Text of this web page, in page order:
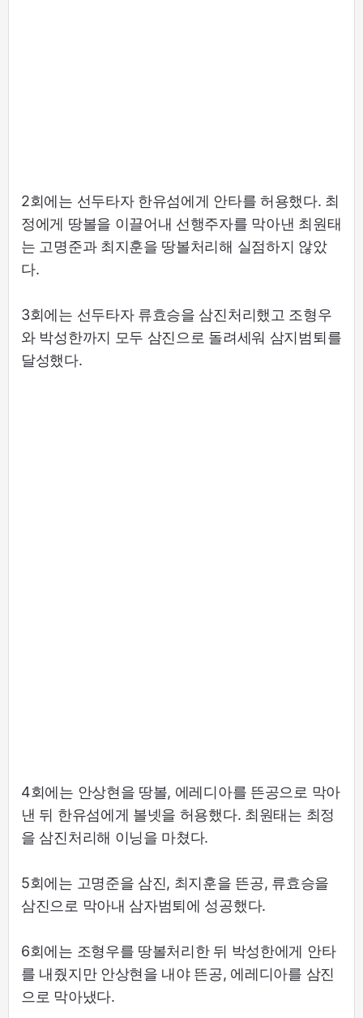
2회에는 선두타자 한유섬에게 안타를 허용했다. 최
정에게 땅볼을 이끌어내 선행주자를 막아낸 최원태
는 고명준과 최지훈을 땅볼처리해 실점하지 않았
다.
3회에는 선두타자 류효승을 삼진처리했고 조형우
와 박성한까지 모두 삼진으로 돌려세워 삼지범퇴를
달성했다.
4회에는 안상현을 땅볼, 에레디아를 뜬공으로 막아
낸 뒤 한유섬에게 볼넷을 허용했다. 최원태는 최정
을 삼진처리해 이닝을 마쳤다.
5회에는 고명준을 삼진, 최지훈을 뜬공, 류효승을
삼진으로 막아내 삼자범퇴에 성공했다.
6회에는 조형우를 땅볼처리한 뒤 박성한에게 안타
를 내줬지만 안상현을 내야 뜬공, 에레디아를 삼진
으로 막아냈다.